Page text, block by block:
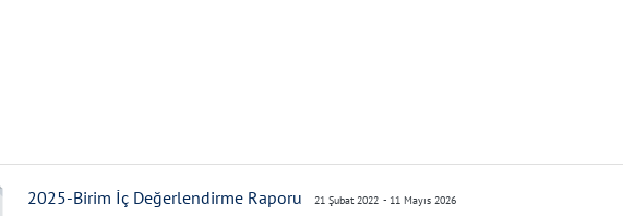
2025-Birim İç Değerlendirme Raporu 21 Şubat 2022 - 11 Mayıs 2026